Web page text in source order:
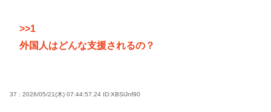
>>1
外国人はどんな支援されるの？
37 : 2026/05/21(木) 07:44:57.24 ID:XBSlJnf90